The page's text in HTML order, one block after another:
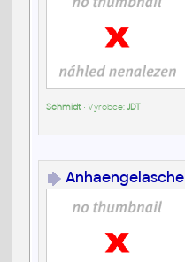
Schmidt• Výrobce:JDT
Anhaengelasche